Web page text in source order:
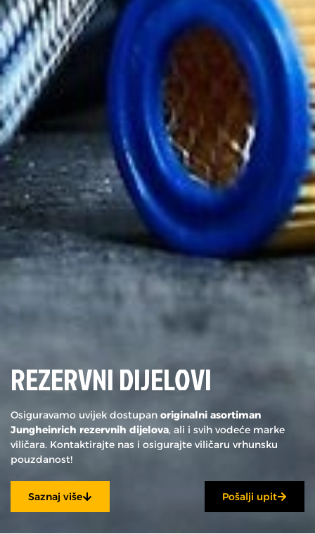
REZERVNI DIJELOVI
Osiguravamo uvijek dostupan originalni asortiman
Jungheinrich rezervnih dijelova, ali i svih vodeće marke
viličara. Kontaktirajte nas i osigurajte viličaru vrhunsku
pouzdanost!
Saznaj više Pošalji upit